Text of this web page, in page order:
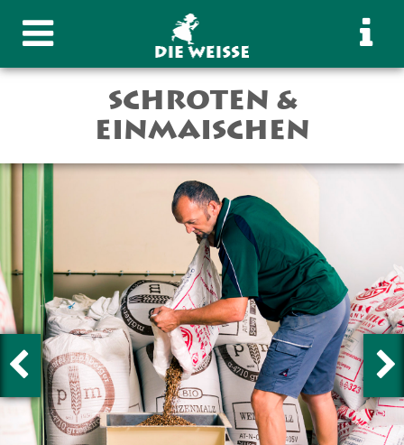
INFO
Die Weisse Wirtshaus
Sudhaus Bar
Montag – Samstag
10:00 – 24:00
Sonntag geschlossen
Das Wirtshaus hat von 21.12.25 bis einschließlich 01.02.26
geschlossen.
Warme Küche durchgehend von
11:00 - 22:00
Brauereiführung auf Voranmeldung
SCHROTEN &
EINMAISCHEN